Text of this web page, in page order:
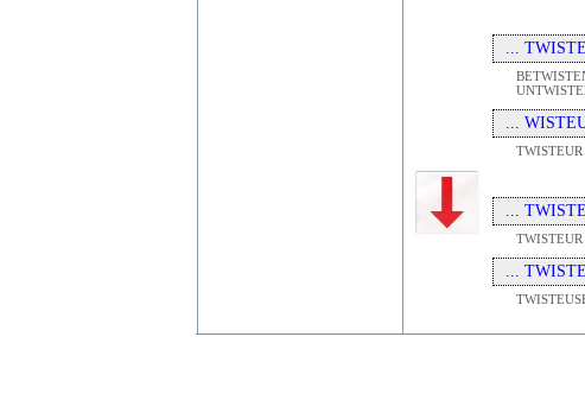
...
...
TWISTEUR
...
TWISTEUR
...